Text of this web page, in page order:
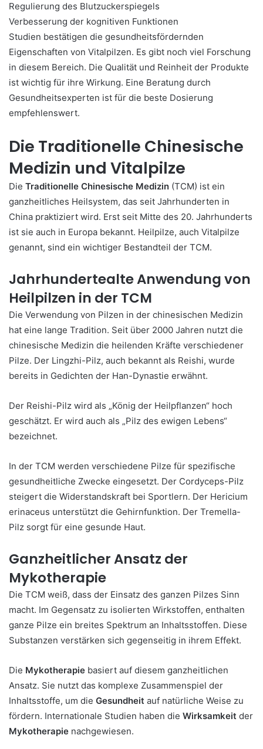
Regulierung des Blutzuckerspiegels
Verbesserung der kognitiven Funktionen
Studien bestätigen die gesundheitsfördernden
Eigenschaften von Vitalpilzen. Es gibt noch viel Forschung
in diesem Bereich. Die Qualität und Reinheit der Produkte
ist wichtig für ihre Wirkung. Eine Beratung durch
Gesundheitsexperten ist für die beste Dosierung
empfehlenswert.
Die Traditionelle Chinesische
Medizin und Vitalpilze
Die Traditionelle Chinesische Medizin (TCM) ist ein
ganzheitliches Heilsystem, das seit Jahrhunderten in
China praktiziert wird. Erst seit Mitte des 20. Jahrhunderts
ist sie auch in Europa bekannt. Heilpilze, auch Vitalpilze
genannt, sind ein wichtiger Bestandteil der TCM.
Jahrhundertealte Anwendung von
Heilpilzen in der TCM
Die Verwendung von Pilzen in der chinesischen Medizin
hat eine lange Tradition. Seit über 2000 Jahren nutzt die
chinesische Medizin die heilenden Kräfte verschiedener
Pilze. Der Lingzhi-Pilz, auch bekannt als Reishi, wurde
bereits in Gedichten der Han-Dynastie erwähnt.
Der Reishi-Pilz wird als „König der Heilpflanzen“ hoch
geschätzt. Er wird auch als „Pilz des ewigen Lebens“
bezeichnet.
In der TCM werden verschiedene Pilze für spezifische
gesundheitliche Zwecke eingesetzt. Der Cordyceps-Pilz
steigert die Widerstandskraft bei Sportlern. Der Hericium
erinaceus unterstützt die Gehirnfunktion. Der Tremella-
Pilz sorgt für eine gesunde Haut.
Ganzheitlicher Ansatz der
Mykotherapie
Die TCM weiß, dass der Einsatz des ganzen Pilzes Sinn
macht. Im Gegensatz zu isolierten Wirkstoffen, enthalten
ganze Pilze ein breites Spektrum an Inhaltsstoffen. Diese
Substanzen verstärken sich gegenseitig in ihrem Effekt.
Die Mykotherapie basiert auf diesem ganzheitlichen
Ansatz. Sie nutzt das komplexe Zusammenspiel der
Inhaltsstoffe, um die Gesundheit auf natürliche Weise zu
fördern. Internationale Studien haben die Wirksamkeit der
Mykotherapie nachgewiesen.